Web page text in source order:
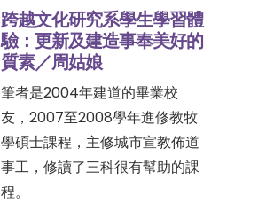
跨越文化研究系學生學習體
驗：更新及建造事奉美好的
質素／周姑娘
筆者是2004年建道的畢業校
友，2007至2008學年進修教牧
學碩士課程，主修城市宣教佈道
事工，修讀了三科很有幫助的課
程。